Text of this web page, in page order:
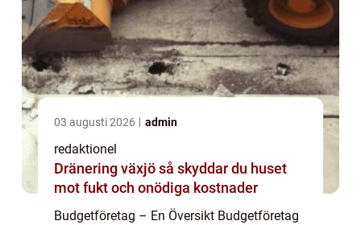
03 augusti 2026 admin
redaktionel
Dränering växjö så skyddar du huset
mot fukt och onödiga kostnader
Budgetföretag – En Översikt Budgetföretag